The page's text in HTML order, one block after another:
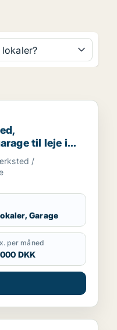
Vedbæk eller eller
til leje i
/
Garage
per måned
DKK